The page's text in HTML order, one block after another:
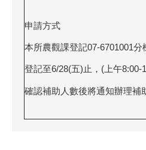
申請方式
本所農觀課登記07-6701001分
登記至6/28(五)止，(上午8:00-
確認補助人數後將通知辦理補